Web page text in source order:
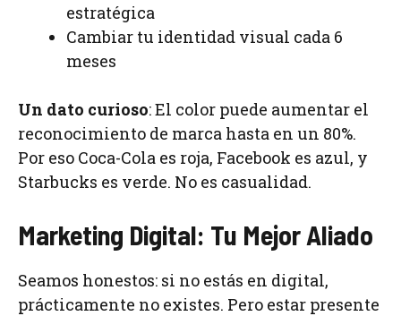
estratégica
Cambiar tu identidad visual cada 6
meses
Un dato curioso: El color puede aumentar el
reconocimiento de marca hasta en un 80%.
Por eso Coca-Cola es roja, Facebook es azul, y
Starbucks es verde. No es casualidad.
Marketing Digital: Tu Mejor Aliado
Seamos honestos: si no estás en digital,
prácticamente no existes. Pero estar presente